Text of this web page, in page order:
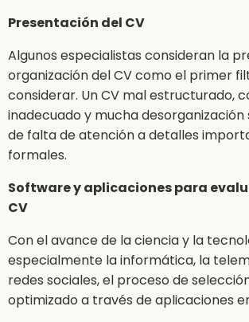
Presentación del CV
Algunos especialistas consideran la
organización del CV como el primer
considerar. Un CV mal estructurado,
inadecuado y mucha desorganización
de falta de atención a detalles
formales.
Software y aplicaciones para
CV
Con el avance de la ciencia y la
especialmente la informática, la
redes sociales, el proceso de
optimizado a través de aplicaciones